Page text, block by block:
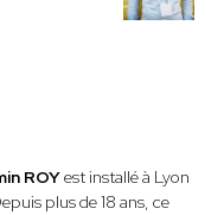
ROYest installé à Lyon
plus de 18 ans, ce